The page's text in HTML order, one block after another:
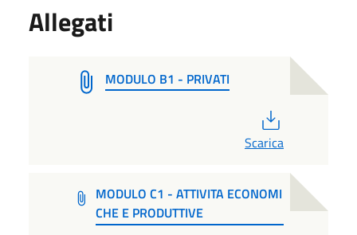
Allegati
MODULO B1 - PRIVATI
Scarica
MODULO C1 - ATTIVITA ECONOMI
CHE E PRODUTTIVE